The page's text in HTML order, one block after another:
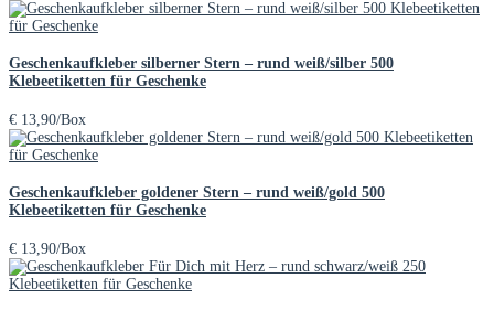
Geschenkaufkleber silberner Stern – rund weiß/silber 500
Klebeetiketten für Geschenke
€ 13,90/Box
Geschenkaufkleber goldener Stern – rund weiß/gold 500
Klebeetiketten für Geschenke
€ 13,90/Box